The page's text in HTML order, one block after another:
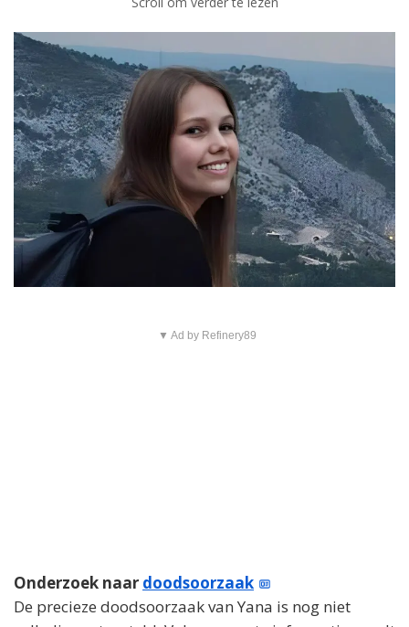
▼ Ad by Refinery89
Onderzoek naar doodsoorzaak
De precieze doodsoorzaak van Yana is nog niet